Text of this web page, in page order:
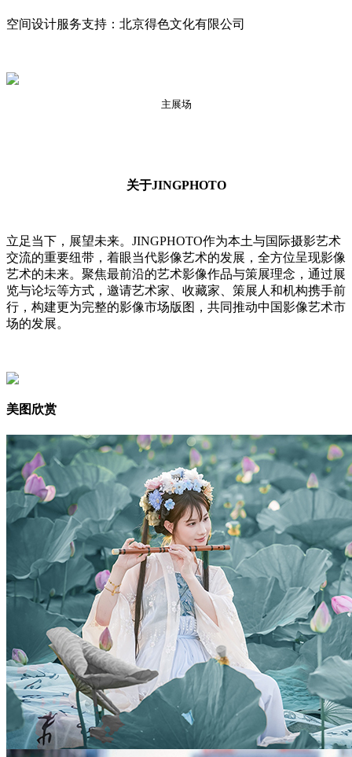
空间设计服务支持：北京得色文化有限公司
主展场
关于JINGPHOTO
立足当下，展望未来。JINGPHOTO作为本土与国际摄影艺术
交流的重要纽带，着眼当代影像艺术的发展，全方位呈现影像
艺术的未来。聚焦最前沿的艺术影像作品与策展理念，通过展
览与论坛等方式，邀请艺术家、收藏家、策展人和机构携手前
行，构建更为完整的影像市场版图，共同推动中国影像艺术市
场的发展。
美图欣赏